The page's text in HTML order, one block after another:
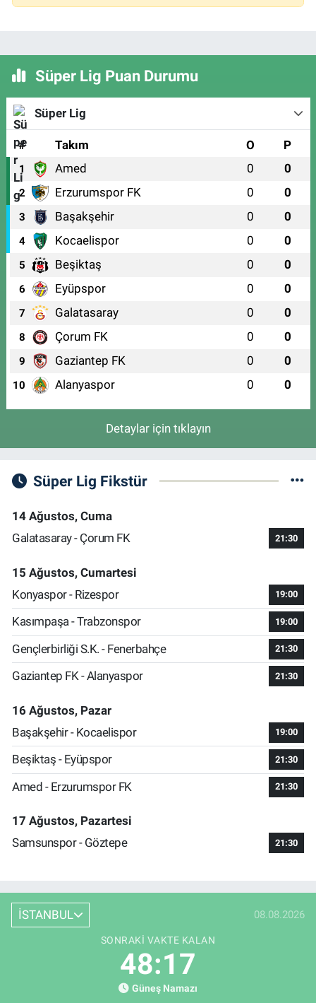
Süper Lig Puan Durumu
Süper Lig
# Takım O P
1 Amed 0 0
2 Erzurumspor FK 0 0
3 Başakşehir 0 0
4 Kocaelispor 0 0
5 Beşiktaş 0 0
6 Eyüpspor 0 0
7 Galatasaray 0 0
8 Çorum FK 0 0
9 Gaziantep FK 0 0
10 Alanyaspor 0 0
Detaylar için tıklayın
Süper Lig Fikstür
14 Ağustos, Cuma
Galatasaray - Çorum FK
21:30
15 Ağustos, Cumartesi
Konyaspor - Rizespor
19:00
Kasımpaşa - Trabzonspor 19:00
Gençlerbirliği S.K. - Fenerbahçe 21:30
Gaziantep FK - Alanyaspor 21:30
16 Ağustos, Pazar
Başakşehir - Kocaelispor
19:00
Beşiktaş - Eyüpspor 21:30
Amed - Erzurumspor FK 21:30
17 Ağustos, Pazartesi
Samsunspor - Göztepe
21:30
İSTANBUL 08.08.2026
SONRAKI VAKTE KALAN
48:16
Güneş Namazı